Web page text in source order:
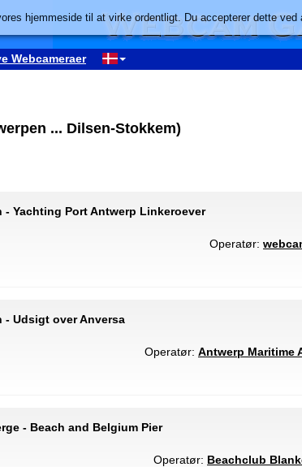
Webcameraer
... Dilsen-Stokkem)
- Yachting Port Antwerp Linkeroever
Operatør:
- Udsigt over Anversa
Operatør: Antwerp Maritime
- Beach and Belgium Pier
Operatør: Beachclub
hjemmeside til at virke ordentligt. Du accepterer dette